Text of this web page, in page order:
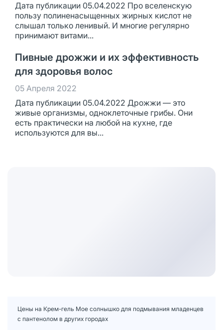
Дата публикации 05.04.2022 Про вселенскую
пользу полиненасыщенных жирных кислот не
слышал только ленивый. И многие регулярно
принимают витами...
Пивные дрожжи и их эффективность
для здоровья волос
05 Апреля 2022
Дата публикации 05.04.2022 Дрожжи — это
живые организмы, одноклеточные грибы. Они
есть практически на любой на кухне, где
используются для вы...
Цены на Крем-гель Мое солнышко для подмывания младенцев
с пантенолом в других городах